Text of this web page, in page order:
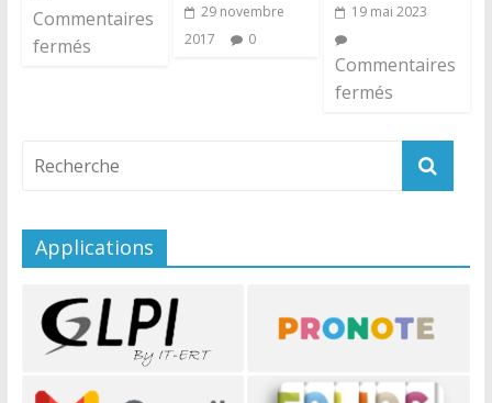
Commentaires
fermés
29 novembre
2017
0
19 mai 2023
Commentaires
fermés
Applications